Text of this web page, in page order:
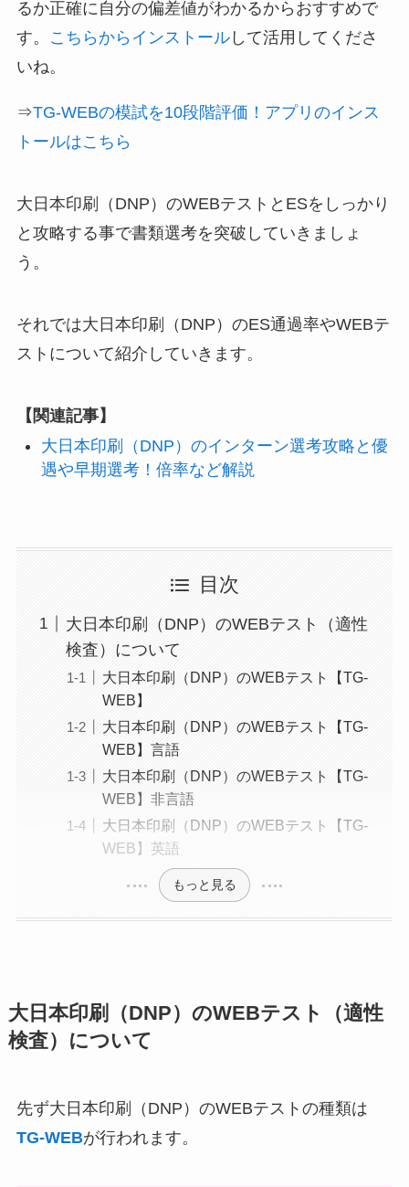
るか正確に自分の偏差値がわかるからおすすめで
す。
こちらからインストールして活用してくださ
いね。
⇒TG-WEBの模試を10段階評価！アプリのインス
トールはこちら
大日本印刷（DNP）のWEBテストとESをしっかり
と攻略する事で書類選考を突破していきましょ
う。
それでは大日本印刷（DNP）のES通過率やWEBテ
ストについて紹介していきます。
【関連記事】
大日本印刷（DNP）のインターン選考攻略と優
遇や早期選考！倍率など解説
目次
大日本印刷（DNP）のWEBテスト（適性
検査）について
大日本印刷（DNP）のWEBテスト【TG-
WEB】
大日本印刷（DNP）のWEBテスト【TG-
WEB】言語
大日本印刷（DNP）のWEBテスト【TG-
WEB】非言語
大日本印刷（DNP）のWEBテスト【TG-
WEB】英語
もっと見る
大日本印刷（DNP）のWEBテスト（適性
検査）について
先ず大日本印刷（DNP）のWEBテストの種類は
TG-WEBが行われます。